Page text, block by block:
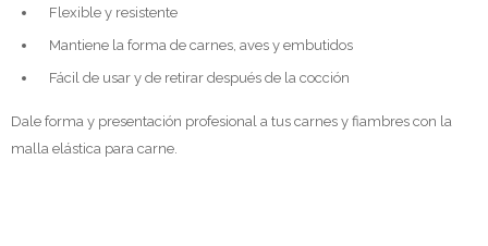
Flexible y resistente
Mantiene la forma de carnes, aves y embutidos
Fácil de usar y de retirar después de la cocción
Dale forma y presentación profesional a tus carnes y fiambres con la
malla elástica para carne.